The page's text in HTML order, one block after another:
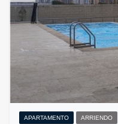
APARTAMENTO ARRIENDO